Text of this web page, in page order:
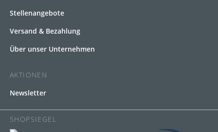
Stellenangebote
Versand & Bezahlung
Über unser Unternehmen
AKTIONEN
Newsletter
SHOPSIEGEL